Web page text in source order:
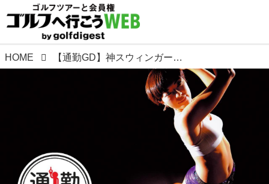
HOME 【通勤GD】神スウィンガー ミナセの小部屋Vol.22 球がつかまるフィニッシュ ゴルフダイジェストWEB